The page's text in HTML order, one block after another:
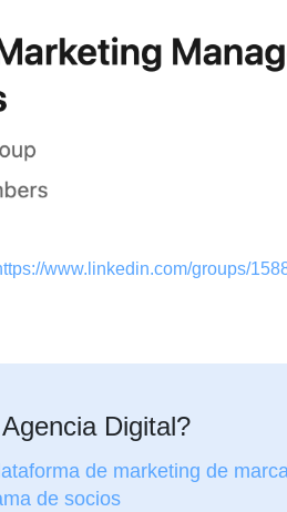
www.linkedin.com/groups/
Digital?
de marketing de
de socios